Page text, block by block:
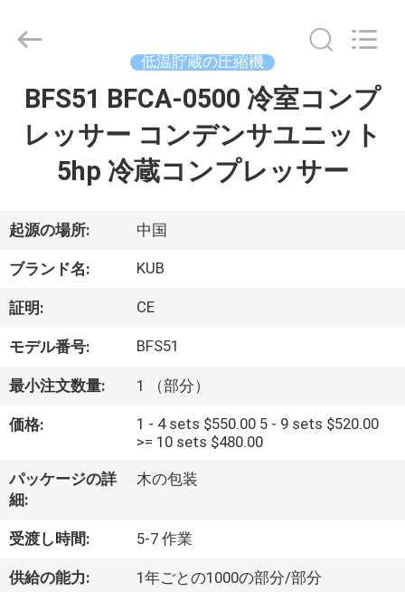
ダ
ク
ト
シ
ョ
ー
私
達
2026
Shanghai KUB
低温貯蔵の圧縮機
BFS51 BFCA-0500 冷室コンプ
レッサー コンデンサユニット
5hp 冷蔵コンプレッサー
起源の場所: 中国
ブランド名: KUB
証明: CE
モデル番号: BFS51
最小注文数量: 1 （部分）
価格:
1 - 4 sets $550.00 5 - 9 sets $520.00
>= 10 sets $480.00
パッケージの詳
細:
木の包装
受渡し時間: 5-7 作業
供給の能力: 1年ごとの1000の部分/部分